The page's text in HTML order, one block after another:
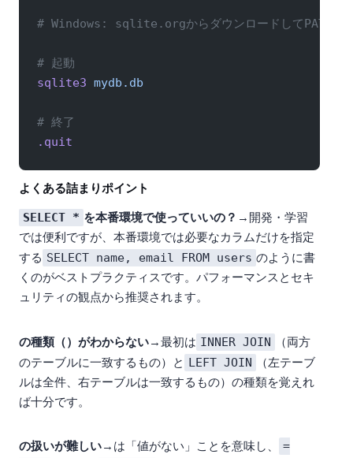
# Windows: sqlite.orgからダウンロードしてPATHに
# 起動
sqlite3 mydb.db
# 終了
.quit
よくある詰まりポイント
SELECT * を本番環境で使っていいの？ → 開発・学習
では便利ですが、本番環境では必要なカラムだけを指定
する SELECT name, email FROM users のように書
くのがベストプラクティスです。パフォーマンスとセキ
ュリティの観点から推奨されます。
Q: JOIN の種類（INNER/LEFT/RIGHT）がわからない→ 最初は INNER JOIN
（両方
のテーブルに一致するもの）と LEFT JOIN
（左テーブ
ルは全件、右テーブルは一致するもの）の2種類を覚えれ
ば十分です。
Q: NULL の扱いが難しい→ NULLは「値がない」ことを意味し、
=